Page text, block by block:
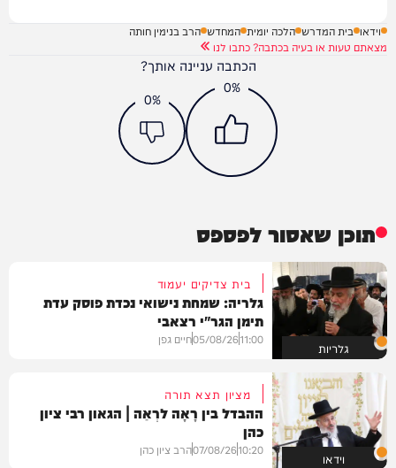
וידאו בית המדרש הלכה יומית המחדש הרב בנימין חותה
מצאתם טעות או בעיה בכתבה? כתבו לנו
הכתבה עניינה אותך?
0%
0%
תוכן שאסור לפספס
גלריות
בית צדיקים יעמוד
גלריה: שמחת נישואי נכדת פוסק עדת
תימן הגר"י רצאבי
11:00
05/08/26חיים גפן
וידאו
מציון תצא תורה
ההבדל בין רָאָה לרְאֵה | הגאון רבי ציון
כהן
10:20
07/08/26הרב ציון כהן